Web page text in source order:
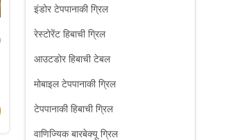
इंडोर टेपपानाकी ग्रिल
रेस्टोरेंट हिबाची ग्रिल
आउटडोर हिबाची टेबल
मोबाइल टेपपानाकी ग्रिल
टेपपानाकी हिबाची ग्रिल
वाणिज्यिक बारबेक्यू ग्रिल